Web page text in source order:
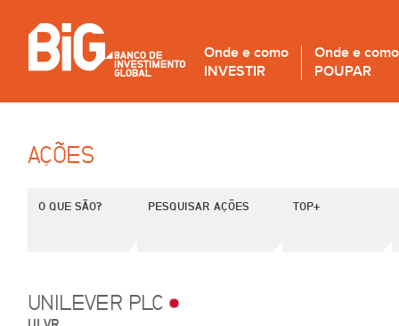
Onde e como
INVESTIR
Onde e como
POUPAR
AÇÕES
O QUE SÃO? PESQUISAR AÇÕES TOP+
UNILEVER PLC